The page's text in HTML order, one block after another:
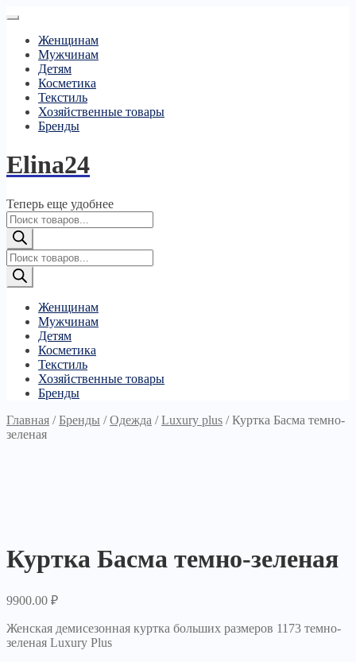
Женщинам
Мужчинам
Детям
Косметика
Текстиль
Хозяйственные товары
Бренды
Elina24
Теперь еще удобнее
Поиск
товаров
Поиск
товаров
Женщинам
Мужчинам
Детям
Косметика
Текстиль
Хозяйственные товары
Бренды
Главная /Бренды /Одежда /Luxury plus /Куртка Басма темно-
зеленая
Куртка Басма темно-зеленая
9900.00 ₽
Женская демисезонная куртка больших размеров 1173 темно-
зеленая Luxury Plus